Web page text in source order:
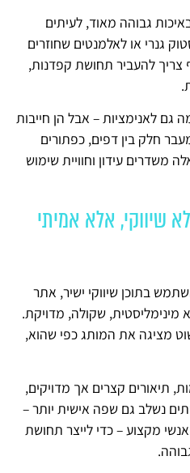
גבוהה מאוד, לעיתים
גנרי או לאלמנטים שחוזרים
להעביר תחושת קפדנות,
גם לאנימציות – אבל הן חייבות
חלק בין דפים, כפתורים
משדרים עידון וחוויית שימוש
שיווקי, אלא אמיתי
בתוכן שיווקי ישיר, אתר
שקולה, מדויקת.
מציגה את המותג כפי שהוא,
תיאורים קצרים אך מדויקים,
נשלב גם שפה אישית יותר –
מקצוע – כדי לייצר תחושת